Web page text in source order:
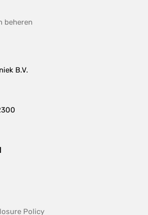
beheren
B.V.
Policypdf, 153.9 kB.